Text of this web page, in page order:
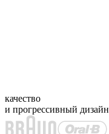
качество
и прогрессивный дизайн